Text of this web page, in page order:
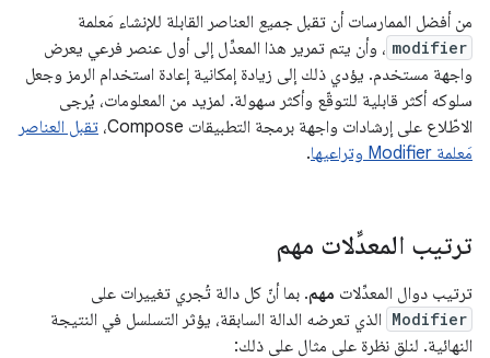
من أفضل الممارسات أن تقبل جميع العناصر القابلة للإنشاء مَعلمة
modifier ، وأن يتم تمرير هذا المعدِّل إلى أول عنصر فرعي يعرض
واجهة مستخدم. يؤدي ذلك إلى زيادة إمكانية إعادة استخدام الرمز وجعل
سلوكه أكثر قابلية للتوقّع وأكثر سهولة. لمزيد من المعلومات، يُرجى
الاطّلاع على إرشادات واجهة برمجة التطبيقات Compose،
تقبل العناصر
مَعلمة Modifier وتراعيها
.
ترتيب المعدِّلات مهم
ترتيب دوال المعدِّلات مهم. بما أنّ كل دالة تُجري تغييرات على
Modifier الذي تعرضه الدالة السابقة، يؤثر التسلسل في النتيجة
النهائية. لنلقِ نظرة على مثال على ذلك: